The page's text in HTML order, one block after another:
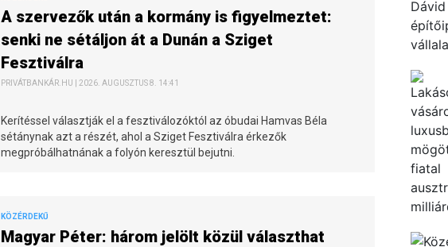
A szervezők után a kormány is figyelmeztet:
senki ne sétáljon át a Dunán a Sziget
Fesztiválra
PRIVÁTBANKÁR.HU | 2026. AUGUSZTUS 8. 14:41
Kerítéssel választják el a fesztiválozóktól az óbudai Hamvas Béla
sétánynak azt a részét, ahol a Sziget Fesztiválra érkezők
megpróbálhatnának a folyón keresztül bejutni.
KÖZÉRDEKŰ
Magyar Péter: három jelölt közül választhat